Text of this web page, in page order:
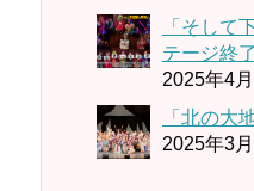
「そして
テージ終了
2025年4
「北の大
2025年3